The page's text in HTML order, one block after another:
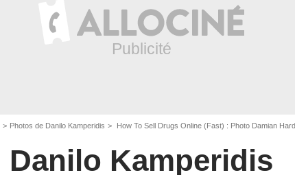
Photos de Danilo Kamperidis How To Sell Drugs Online (Fast) : Photo Damian
Danilo Kamperidis